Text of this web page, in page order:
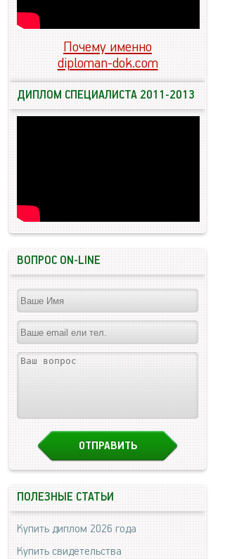
Почему именно
diploman-dok.com
ДИПЛОМ СПЕЦИАЛИСТА 2011-2013
ВОПРОС ON-LINE
ПОЛЕЗНЫЕ СТАТЬИ
Купить диплом 2026 года
Купить свидетельства